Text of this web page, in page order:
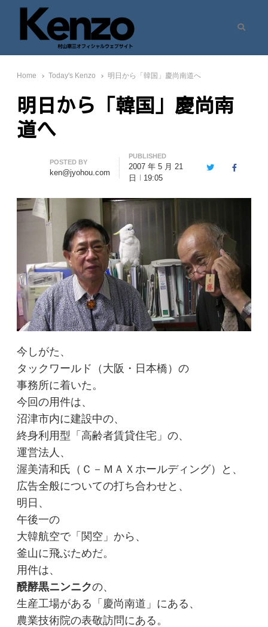
七転八起 – 村山憲三 Official Site
村山憲三ウェブサイト
Home Today's Kenzo 明日から「韓国」慶尚南道へ
明日から「韓国」慶尚南
道へ
Author
POSTED BY
ken@jyohou.com
PUBLISHED
2007 年 5 月 21
日
19:05
TwitterFacebook
今しがた、
タックワールド（大阪・日本橋）の
事務所に着いた。
今回の用件は、
沼津市内に建設中の、
終身利用型「高齢者賃貸住宅」の、
運営法人、
渥美清和氏（Ｃ－ＭＡＸホールディング）と、
広告全般についての打ち合わせと、
明日、
午後一の
大韓航空で「関空」から、
釜山に飛ぶためだ。
用件は、
醗酵黒ニンニクの、
生産工場がある「慶尚南道」にある、
農業技術院の表敬訪問にある。